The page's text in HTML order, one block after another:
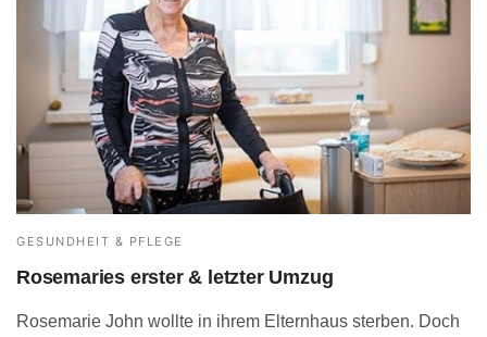
GESUNDHEIT & PFLEGE
Rosemaries erster & letzter Umzug
Rosemarie John wollte in ihrem Elternhaus sterben. Doch